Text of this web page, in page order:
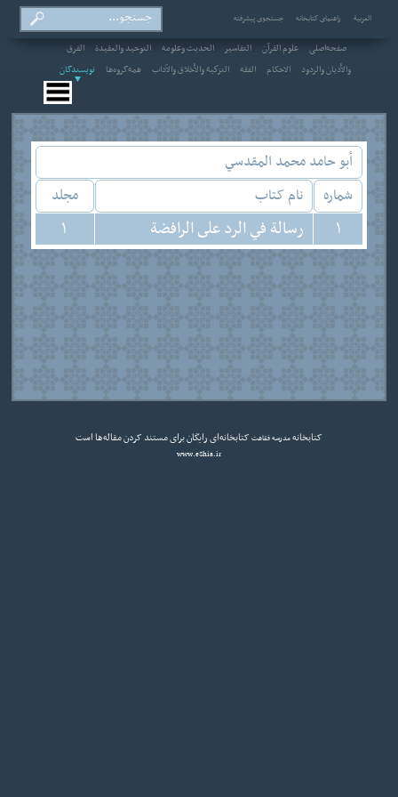
العربیة راهنمای کتابخانه جستجوی پیشرفته
صفحه‌اصلی علوم القرآن التفاسير الحديث وعلومه التوحيد والعقيدة
الفرق
والأديان والردود
الاحکام الفقه التزكية والأخلاق والآداب همه‌گروه‌ها نویسندگان
أبو حامد محمد المقدسي
شماره
نام کتاب مجلد
1 رسالة في الرد على الرافضة 1
کتابخانهمدرسه فقاهت کتابخانه‌ای رایگان برای مستند کردن مقاله‌ها است
www.eShia.ir